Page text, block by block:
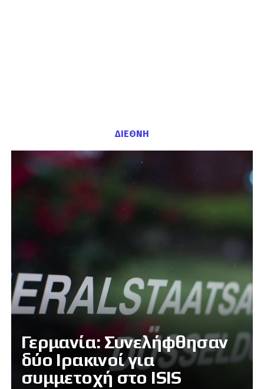
ΔΙΕΘΝΗ
Γερμανία: Συνελήφθησαν
δύο Ιρακινοί για
συμμετοχή στο ISIS